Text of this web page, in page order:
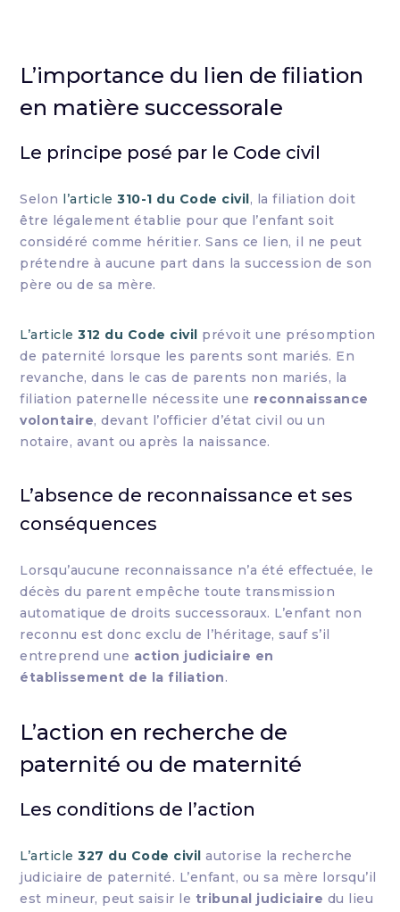
L’importance du lien de filiation
en matière successorale
Le principe posé par le Code civil
Selon l’article310-1 du Code civil, la filiation doit
être légalement établie pour que l’enfant soit
considéré comme héritier. Sans ce lien, il ne peut
prétendre à aucune part dans la succession de son
père ou de sa mère.
L’article312 du Code civil prévoit une présomption
de paternité lorsque les parents sont mariés. En
revanche, dans le cas de parents non mariés, la
filiation paternelle nécessite une reconnaissance
volontaire, devant l’officier d’état civil ou un
notaire, avant ou après la naissance.
L’absence de reconnaissance et ses
conséquences
Lorsqu’aucune reconnaissance n’a été effectuée, le
décès du parent empêche toute transmission
automatique de droits successoraux. L’enfant non
reconnu est donc exclu de l’héritage, sauf s’il
entreprend une action judiciaire en
établissement de la filiation.
L’action en recherche de
paternité ou de maternité
Les conditions de l’action
L’article327 du Code civil autorise la recherche
judiciaire de paternité. L’enfant, ou sa mère lorsqu’il
est mineur, peut saisir le tribunal judiciaire du lieu